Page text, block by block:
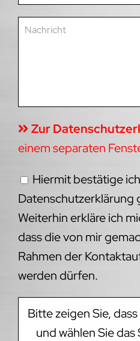
Zur
einem separaten
Hiermit bestätige
Datenschutzerklärung
Weiterhin erkläre ich
dass die von mir
Rahmen der
werden dürfen.
Bitte zeigen Sie,
und wählen Sie das